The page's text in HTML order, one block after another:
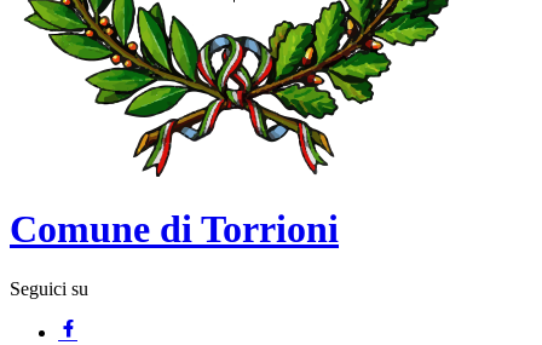
Comune di Torrioni
Seguici su